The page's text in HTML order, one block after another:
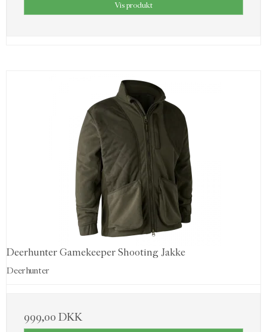
Vis produkt
Deerhunter Gamekeeper Shooting Jakke
Deerhunter
999,00 DKK